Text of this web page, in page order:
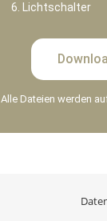
6. Lichtschalter
Alle Dateien werden